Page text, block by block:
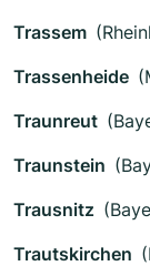
Trassem
Trassenheide
Traunreut
Traunstein
Trausnitz
Trautskirchen